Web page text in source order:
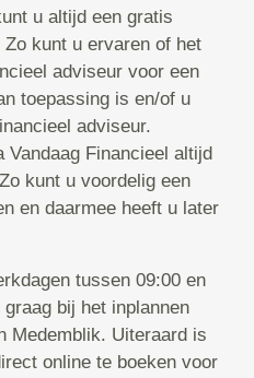
u altijd een gratis
kunt u ervaren of het
adviseur voor een
toepassing is en/of u
adviseur.
Financieel altijd
kunt u voordelig een
en daarmee heeft u later
tussen 09:00 en
bij het inplannen
Medemblik. Uiteraard is
online te boeken voor